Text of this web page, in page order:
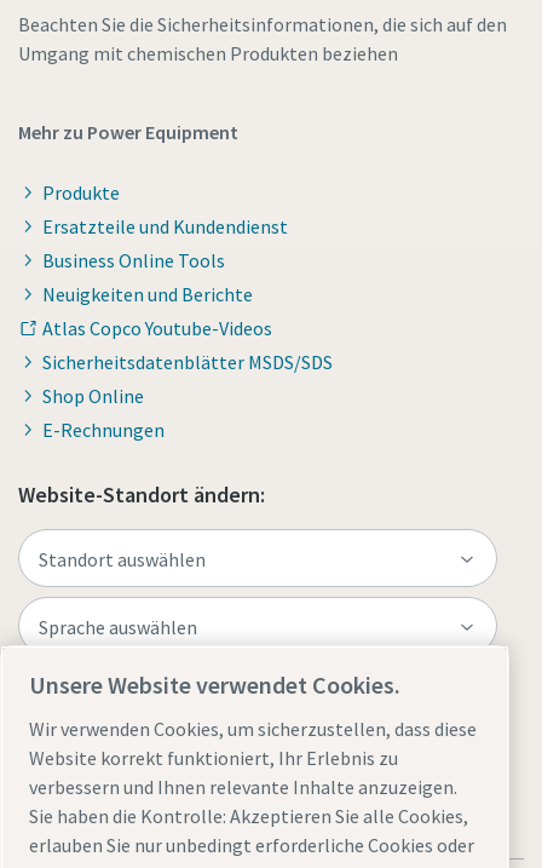
Beachten Sie die Sicherheitsinformationen, die sich auf den
Umgang mit chemischen Produkten beziehen
Mehr zu Power Equipment
Produkte
Ersatzteile und Kundendienst
Business Online Tools
Neuigkeiten und Berichte
Atlas Copco Youtube-Videos
Sicherheitsdatenblätter MSDS/SDS
Shop Online
E-Rechnungen
Website-Standort ändern:
Website besuchen
Unsere Website verwendet Cookies.
Wir verwenden Cookies, um sicherzustellen, dass diese
Website korrekt funktioniert, Ihr Erlebnis zu
verbessern und Ihnen relevante Inhalte anzuzeigen.
Sie haben die Kontrolle: Akzeptieren Sie alle Cookies,
erlauben Sie nur unbedingt erforderliche Cookies oder